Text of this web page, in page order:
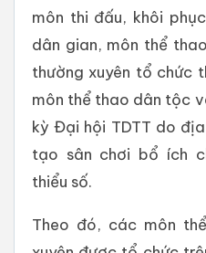
môn thi đấu, khôi
dân gian, môn thể
thường xuyên tổ chức
môn thể thao dân tộc
kỳ Đại hội TDTT do
tạo sân chơi bổ ích
thiểu số.
Theo đó, các môn